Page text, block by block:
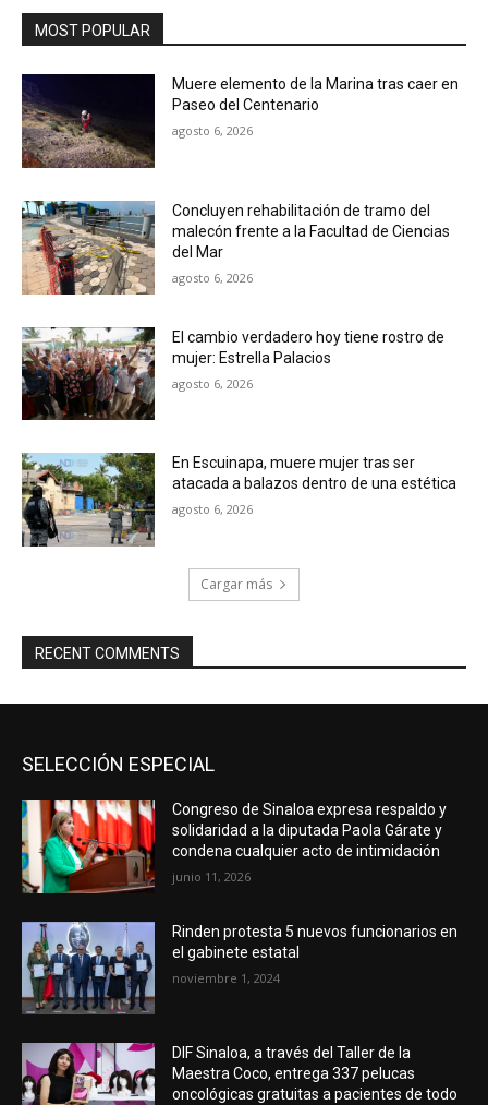
MOST POPULAR
Muere elemento de la Marina tras caer en
Paseo del Centenario
agosto 6, 2026
Concluyen rehabilitación de tramo del
malecón frente a la Facultad de Ciencias
del Mar
agosto 6, 2026
El cambio verdadero hoy tiene rostro de
mujer: Estrella Palacios
agosto 6, 2026
En Escuinapa, muere mujer tras ser
atacada a balazos dentro de una estética
agosto 6, 2026
Cargar más
RECENT COMMENTS
SELECCIÓN ESPECIAL
Congreso de Sinaloa expresa respaldo y
solidaridad a la diputada Paola Gárate y
condena cualquier acto de intimidación
junio 11, 2026
Rinden protesta 5 nuevos funcionarios en
el gabinete estatal
noviembre 1, 2024
DIF Sinaloa, a través del Taller de la
Maestra Coco, entrega 337 pelucas
oncológicas gratuitas a pacientes de todo